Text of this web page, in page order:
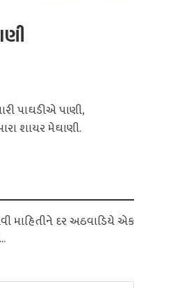
પાઘડીએ પાણી,
શાયર મેઘાણી.
માહિતીને દર અઠવાડિયે એક